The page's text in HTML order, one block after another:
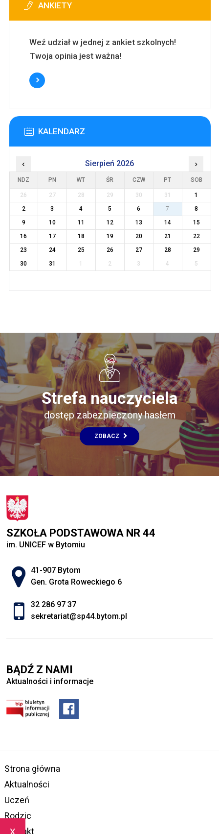
x
ANKIETY
Weź udział w jednej z ankiet szkolnych!
Twoja opinia jest ważna!
KALENDARZ
‹ Sierpień 2026 ›
NDZ PN WT ŚR CZW PT SOB
26 27 28 29 30 31
1
2
3 4 5 6 7
8
9
10 11 12 13 14
15
16
17 18 19 20 21
22
23
24 25 26 27 28
29
30
31 1 2 3 4 5
Strefa nauczyciela
dostęp zabezpieczony hasłem
ZOBACZ
SZKOŁA PODSTAWOWA NR 44
im. UNICEF w Bytomiu
Adres pocztowy:
41-907 Bytom
Gen. Grota Roweckiego 6
32 286 97 37
sekretariat@sp44.bytom.pl
BĄDŹ Z NAMI
Aktualności i informacje
Strona główna
Aktualności
Uczeń
Rodzic
Kontakt